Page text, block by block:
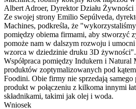
Albert Adroer, Dyrektor Działu Żywności
Ze swojej strony Emilio Sepúlveda,
Machines, podkreśla, że
pomiędzy obiema firmami, aby stworzyć
pomoże nam w dalszym rozwoju i
wzorca w dziedzinie druku 3D żywności".
Współpraca pomiędzy Indukern i Natural
produktów zoptymalizowanych pod
Foodini. Obie firmy nie sprzedają
produkt w połączeniu z kilkoma innymi
składnikami, takimi jak olej i woda.
Wniosek